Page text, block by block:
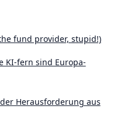
the fund provider, stupid!)
KI-fern sind Europa-
Herausforderung aus